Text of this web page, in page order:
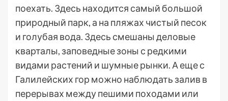
поехать. Здесь находится самый большой
природный парк, а на пляжах чистый песок
и голубая вода. Здесь смешаны деловые
кварталы, заповедные зоны с редкими
видами растений и шумные рынки. А еще с
Галилейских гор можно наблюдать залив в
перерывах между пешими походами или